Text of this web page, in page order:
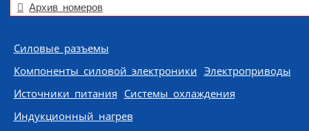
Архив номеров
Skip to content
Силовые разъемы
Компоненты силовой электроники Электроприводы
Источники питания Системы охлаждения
Индукционный нагрев